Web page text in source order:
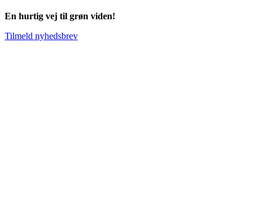
En hurtig vej til grøn viden!
Tilmeld nyhedsbrev